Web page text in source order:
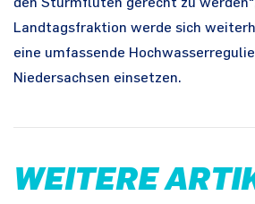
den Sturmfluten gerecht zu
Landtagsfraktion werde sich
eine umfassende
Niedersachsen einsetzen.
WEITERE